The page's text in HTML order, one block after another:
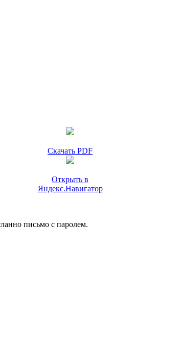
Скачать PDF
Открыть в
Яндекс.Навигатор
письмо с паролем.